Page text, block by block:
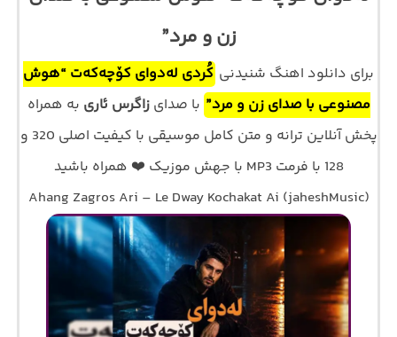
زن و مرد”
برای دانلود اهنگ شنیدنی کُردی لەدوای کۆچەکەت “هوش
مصنوعی با صدای زن و مرد” با صدایزاگرس ئاری به همراه
پخش آنلاین ترانه و متن کامل موسیقی با کیفیت اصلی 320 و
128 با فرمت MP3 با جهش موزیک ❤️ همراه باشید
Ahang Zagros Ari – Le Dway Kochakat Ai (jaheshMusic)